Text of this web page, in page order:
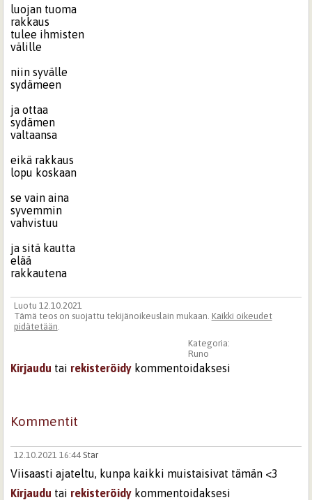
luojan tuoma
rakkaus
tulee ihmisten
välille
niin syvälle
sydämeen
ja ottaa
sydämen
valtaansa
eikä rakkaus
lopu koskaan
se vain aina
syvemmin
vahvistuu
ja sitä kautta
elää
rakkautena
Luotu 12.10.2021
Tämä teos on suojattu tekijänoikeuslain mukaan. Kaikki oikeudet
pidätetään.
Kategoria:
Runo
Kirjaudu tai rekisteröidy kommentoidaksesi
Kommentit
12.10.2021 16:44 Star
Viisaasti ajateltu, kunpa kaikki muistaisivat tämän <3
Kirjaudu tai rekisteröidy kommentoidaksesi